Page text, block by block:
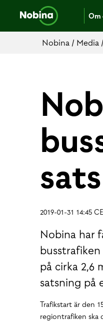
Om
Nobina / Media /
2019-01-31 14:45
Nobina har
på cirka 2,6
satsning på
Trafikstart är den
regiontrafiken ska